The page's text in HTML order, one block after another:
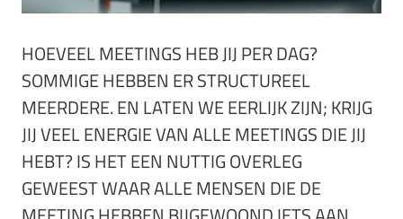
HOEVEEL MEETINGS HEB JIJ PER DAG?
SOMMIGE HEBBEN ER STRUCTUREEL
MEERDERE. EN LATEN WE EERLIJK ZIJN; KRIJG
JIJ VEEL ENERGIE VAN ALLE MEETINGS DIE JIJ
HEBT? IS HET EEN NUTTIG OVERLEG
GEWEEST WAAR ALLE MENSEN DIE DE